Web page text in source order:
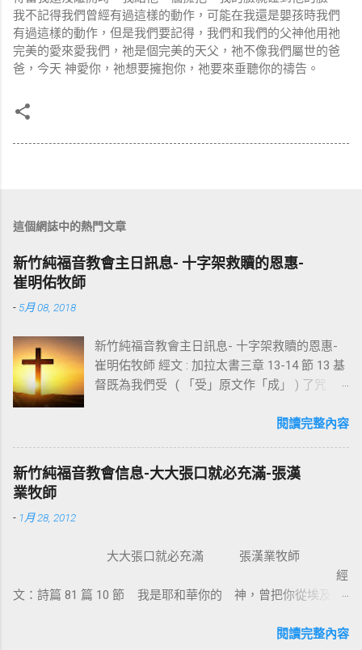
我不記得我們曾經有過這樣的動作，可能在我還是嬰孩時我們
有過這樣的動作，但是我們要記得，我們和我們的父神他用祂
完美的愛來愛我們，祂是個完美的天父，祂不像我們屬世的爸
爸，今天 神愛你，祂想要擁抱你，祂要來垂聽你的禱告。
這個網誌中的熱門文章
新竹純福音教會主日訊息- 十字架救贖的恩惠-
崔明佑牧師
- 5月 08, 2018
新竹純福音教會主日訊息- 十字架救贖的恩惠-
崔明佑牧師 經文 : 加拉太書三章 13-14 節 13 基
督既為我們受 ( 「受」原文作「成」 ) 了咒
著：「凡掛在木頭上都是被咒詛的。」 14 這
人，使我們因信得著所應許的聖靈。 基督教
信仰的核心是十字架，不管我們的知識理念如
穌基督並祂釘十字架，我不傳別的。今天我們
所需要的，就是耶穌基督並祂釘十字架。保羅
說耶穌基督就是神的智慧、神的能力，我們是
基督裡，他就是新造的人，舊事已過，都變成
閱讀完整內容
新竹純福音教會信息-大大張口就必充滿-張漢
業牧師
- 1月 28, 2012
大大張口就必充滿 張漢業牧師
經
文：詩篇 81 篇 10 節 我是耶和華你的 神，曾把你從埃及地
張口？因為我們要得著救恩、恩典、醫治和救贖。耶穌把撒瑪
閱讀完整內容